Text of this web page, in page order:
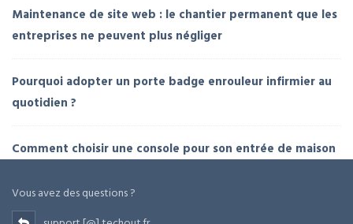
Maintenance de site web : le chantier permanent que les
entreprises ne peuvent plus négliger
Pourquoi adopter un porte badge enrouleur infirmier au
quotidien ?
Comment choisir une console pour son entrée de maison
Vous avez des questions ?